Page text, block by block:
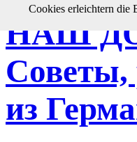
НАШ
Советы,
из
Cookies erleichtern die